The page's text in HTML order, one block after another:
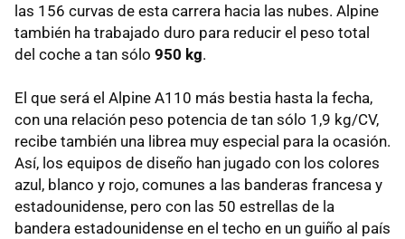
las 156 curvas de esta carrera hacia las nubes. Alpine
también ha trabajado duro para reducir el peso total
del coche a tan sólo 950 kg.
El que será el Alpine A110 más bestia hasta la fecha,
con una relación peso potencia de tan sólo 1,9 kg/CV,
recibe también una librea muy especial para la ocasión.
Así, los equipos de diseño han jugado con los colores
azul, blanco y rojo, comunes a las banderas francesa y
estadounidense, pero con las 50 estrellas de la
bandera estadounidense en el techo en un guiño al país